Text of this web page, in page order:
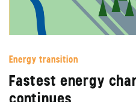
Energy transition
Fastest energy